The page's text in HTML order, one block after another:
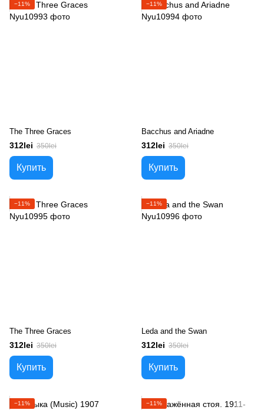
−11%
The Three Graces
312lei 350lei
Купить
−11%
Bacchus and Ariadne
312lei 350lei
Купить
−11%
The Three Graces
312lei 350lei
Купить
−11%
Leda and the Swan
312lei 350lei
Купить
−11% −11%